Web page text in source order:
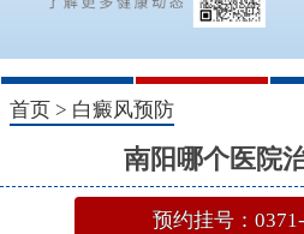
1 2
首页 > 白癜风预防
南阳哪个医院
预约挂号：